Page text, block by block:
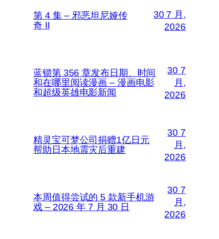
第 4 集 – 邪恶坦尼娅传
奇 II
30 7 月,
2026
蓝锁第 356 章发布日期、时间
和在哪里阅读漫画 – 漫画电影
和超级英雄电影新闻
30 7
月,
2026
精灵宝可梦公司捐赠1亿日元
帮助日本地震灾后重建
30 7
月,
2026
本周值得尝试的 5 款新手机游
戏 – 2026 年 7 月 30 日
30 7
月,
2026